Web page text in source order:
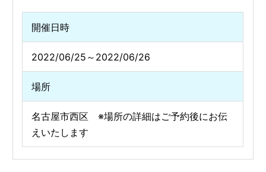
開催日時
2022/06/25～2022/06/26
場所
名古屋市西区 ※場所の詳細はご予約後にお伝
えいたします